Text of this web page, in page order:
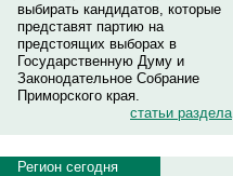
выбирать кандидатов, которые
представят партию на
предстоящих выборах в
Государственную Думу и
Законодательное Собрание
Приморского края.
статьи раздела
Регион сегодня